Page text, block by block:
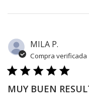
MILA P.
Compra verificada
MUY BUEN